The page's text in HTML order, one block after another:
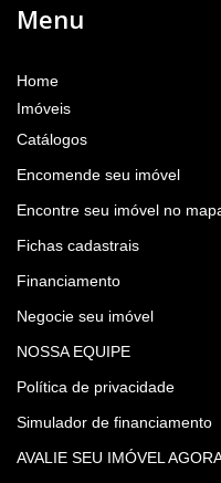
Menu
Home
Imóveis
Catálogos
Encomende seu imóvel
Encontre seu imóvel no
Fichas cadastrais
Financiamento
Negocie seu imóvel
NOSSA EQUIPE
Política de privacidade
Simulador de financiamento
AVALIE SEU IMÓVEL